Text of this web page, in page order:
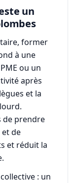
un
former
à une
ou un
après
et la
de prendre
de
et réduit la
: un